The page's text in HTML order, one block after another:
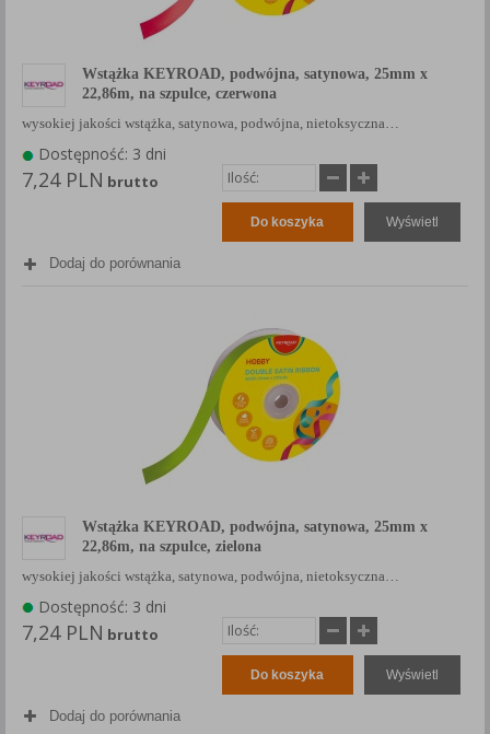
Wstążka KEYROAD, podwójna, satynowa, 25mm x
22,86m, na szpulce, czerwona
wysokiej jakości wstążka, satynowa, podwójna, nietoksyczna…
Dostępność: 3 dni
7,24 PLN brutto
Do koszyka Wyświetl
Dodaj do porównania
Wstążka KEYROAD, podwójna, satynowa, 25mm x
22,86m, na szpulce, zielona
wysokiej jakości wstążka, satynowa, podwójna, nietoksyczna…
Dostępność: 3 dni
7,24 PLN brutto
Do koszyka Wyświetl
Dodaj do porównania